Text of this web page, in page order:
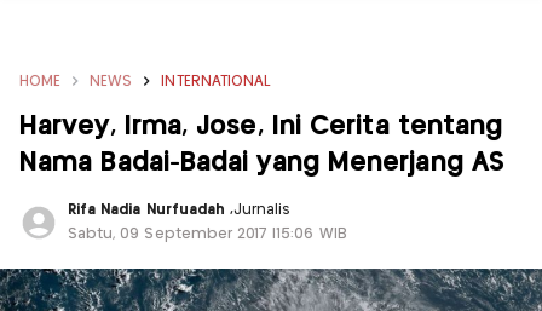
HOME NEWS INTERNATIONAL
Harvey, Irma, Jose, Ini Cerita tentang
Nama Badai-Badai yang Menerjang AS
Rifa Nadia Nurfuadah,Jurnalis
Sabtu, 09 September 2017 |15:06 WIB